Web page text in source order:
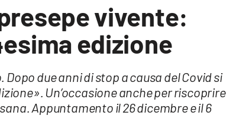
vivente:
edizione
due anni di stop a causa del Covid si
Un’occasione anche per riscoprire
Appuntamento il 26 dicembre e il 6